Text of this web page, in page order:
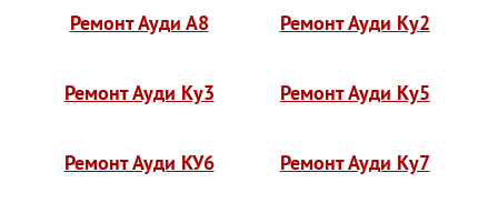
Ремонт Ауди А8 Ремонт Ауди Ку2
Ремонт Ауди Ку3 Ремонт Ауди Ку5
Ремонт Ауди КУ6 Ремонт Ауди Ку7